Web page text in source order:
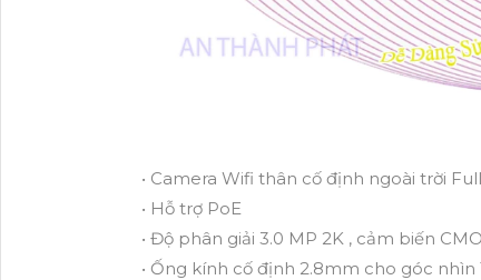
• Camera Wifi thân cố định ngoài trời
• Hỗ trợ PoE
• Độ phân giải 3.0 MP 2K , cảm biến
• Ống kính cố định 2.8mm cho góc nhìn